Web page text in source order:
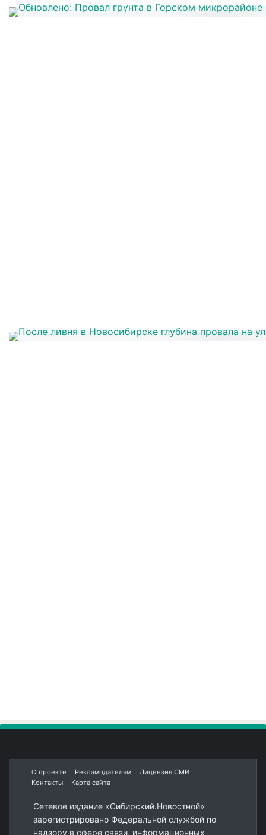
О проекте Рекламодателям
Лицензия СМИ
Контакты
Карта сайта
Сетевое издание «Сибирский.Новостной»
зарегистрировано Федеральной службой по
надзору в сфере связи, информационных